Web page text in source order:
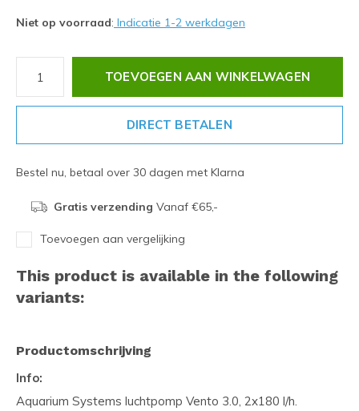
Niet op voorraad: Indicatie 1-2 werkdagen
TOEVOEGEN AAN WINKELWAGEN
DIRECT BETALEN
Bestel nu, betaal over 30 dagen met Klarna
Gratis verzending Vanaf €65,-
Toevoegen aan vergelijking
This product is available in the following
variants:
Productomschrijving
Info:
Aquarium Systems luchtpomp Vento 3.0, 2x180 l/h.